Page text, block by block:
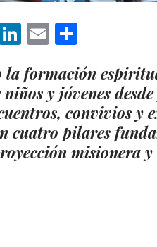
LinkedIn
Email
la formación
y jóvenes
convivios y
cuatro pilares
misionera y